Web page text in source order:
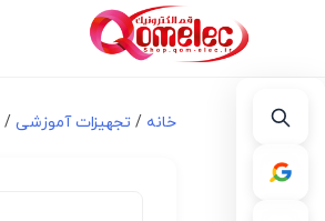
خانه / تجهیزات آموزشی /